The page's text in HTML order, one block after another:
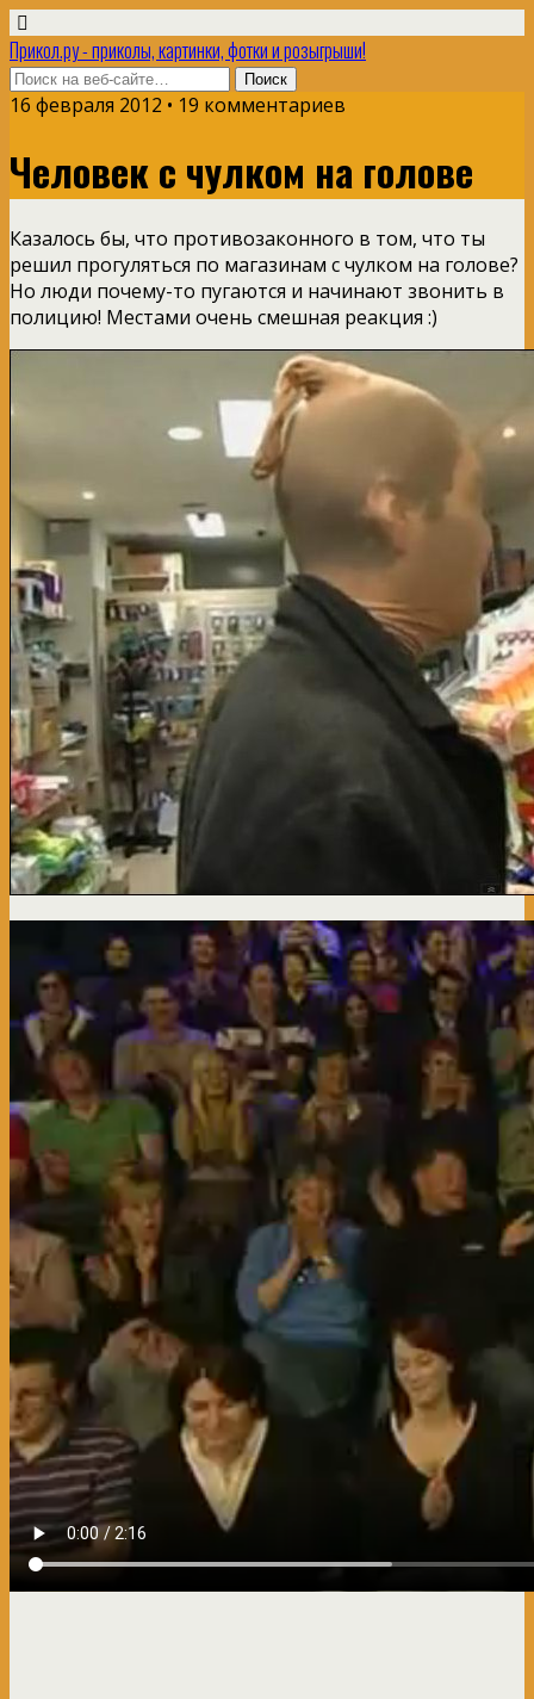
Прикол.ру - приколы, картинки, фотки и розыгрыши!
16 февраля 2012 • 19 комментариев
Человек с чулком на голове
Казалось бы, что противозаконного в том, что ты
решил прогуляться по магазинам с чулком на голове?
Но люди почему-то пугаются и начинают звонить в
полицию! Местами очень смешная реакция :)